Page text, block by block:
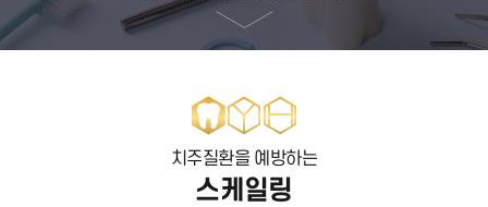
치주질환을 예방하는
스케일링